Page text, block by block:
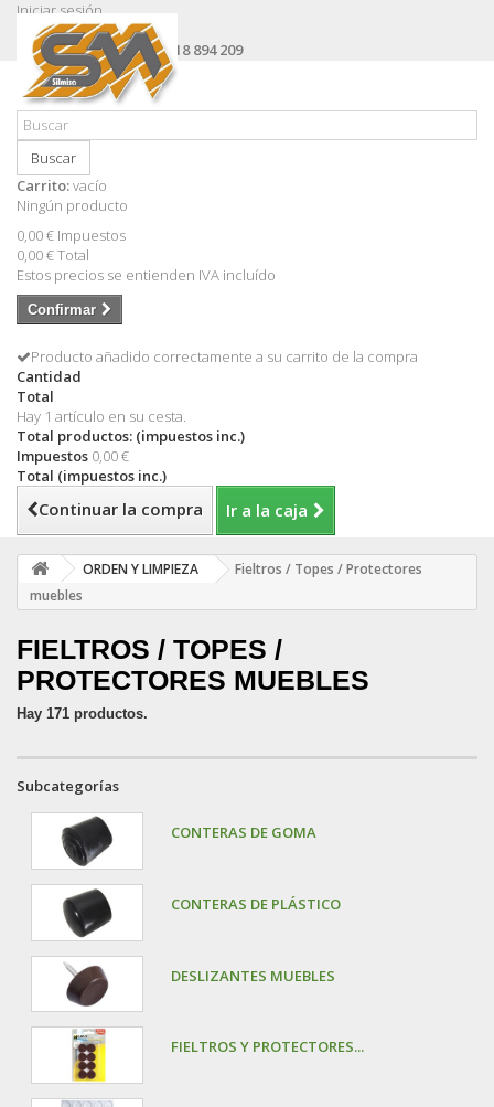
Iniciar sesión
Contacte con nosotros
Llámanos ahora:+34 618 894 209
Buscar
Carrito:vacío
Ningún producto
0,00 € Impuestos
0,00 €Total
Estos precios se entienden IVA incluído
Confirmar
Producto añadido correctamente a su carrito de la compra
Cantidad
Total
Hay 1 artículo en su cesta.
Total productos: (impuestos inc.)
Impuestos 0,00 €
Total (impuestos inc.)
Continuar la compra Ir a la caja
ORDEN Y LIMPIEZA
Fieltros / Topes / Protectores
muebles
FIELTROS / TOPES /
PROTECTORES MUEBLES
Hay 171 productos.
Subcategorías
CONTERAS DE GOMA
CONTERAS DE PLÁSTICO
DESLIZANTES MUEBLES
FIELTROS Y PROTECTORES...